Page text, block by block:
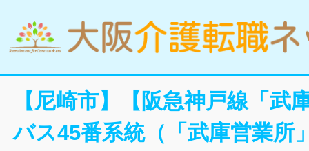
【尼崎市】【阪急神戸線「武
バス45番系統（「武庫営業所